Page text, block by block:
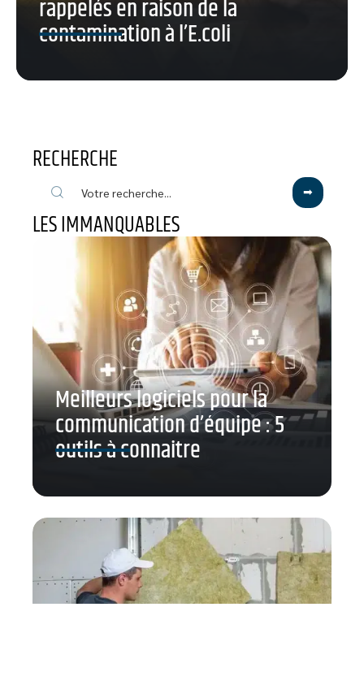
rappelés en raison de la
contamination à l’E.coli
RECHERCHE
LES IMMANQUABLES
Meilleurs logiciels pour la
communication d’équipe : 5
outils à connaitre